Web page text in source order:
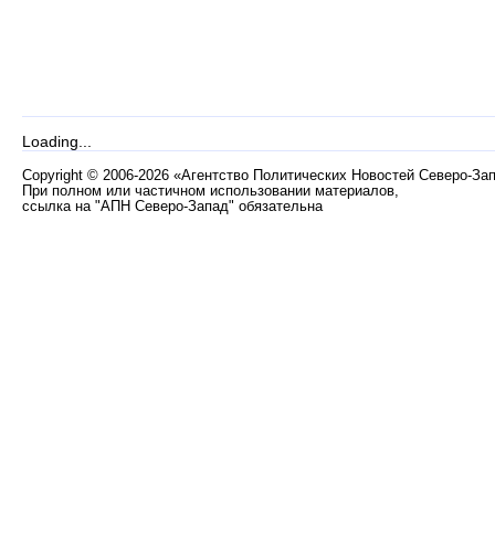
Loading...
Copyright © 2006-2026 «Агентство Политических Новостей Северо-
При полном или частичном использовании материалов,
ссылка на "АПН Северо-Запад" обязательна